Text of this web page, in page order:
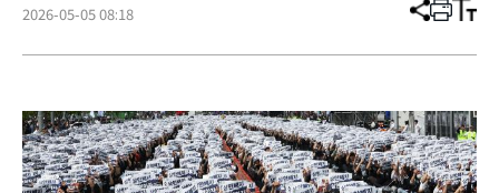
2026-05-05 08:18 分
章
打 调
小